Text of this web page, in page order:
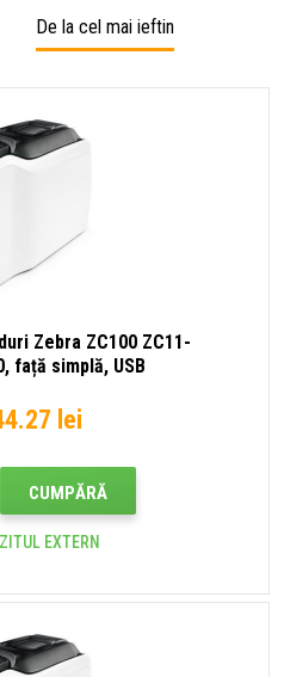
față
simplă,
USB/Ethernet
USB/
De la cel mai ieftin
Zebra ZC100 ZC11-
față simplă, USB
lei
CUMPĂRĂ
EXTERN